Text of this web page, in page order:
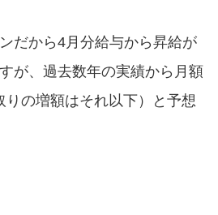
だから4月分給与から昇給が
が、過去数年の実績から月額
りの増額はそれ以下）と予想